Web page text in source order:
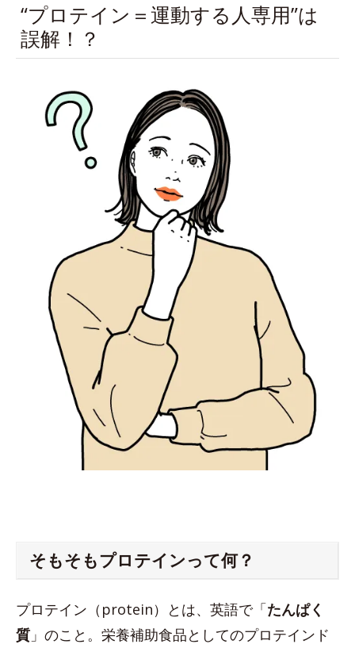
“プロテイン＝運動する人専用”は
誤解！？
そもそもプロテインって何？
プロテイン（protein）とは、英語で「たんぱく
質 」のこと。栄養補助食品としてのプロテインド